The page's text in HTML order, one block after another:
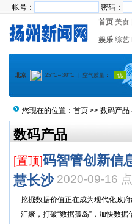
帐号： 密码：
首页 美食
娱乐 综艺
您现在的位置： 首页 >> 数码产品
数码产品
[置顶]码智管创新信
慧长沙 2020-09-16
挖掘数据价值正在成为现代化政
汇聚，打破“数据孤岛”，加快数